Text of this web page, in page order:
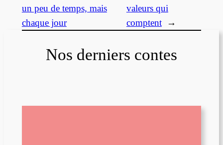
un peu de temps, mais
chaque jour
valeurs qui
comptent
→
Nos derniers contes